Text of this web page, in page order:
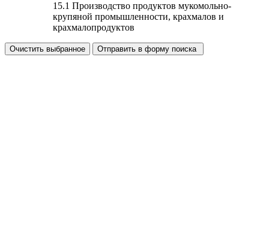
15.1 Производство продуктов мукомольно-
крупяной промышленности, крахмалов и
крахмалопродуктов